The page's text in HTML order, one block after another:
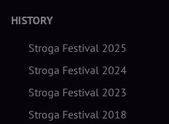
HISTORY
Stroga Festival 2025
Stroga Festival 2024
Stroga Festival 2023
Stroga Festival 2018